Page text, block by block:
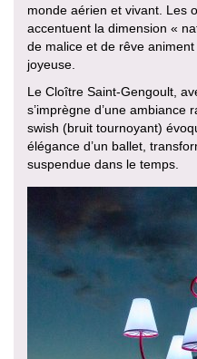
monde aérien et vivant. Les
accentuent la dimension «
de malice et de rêve animent
joyeuse.
Le Cloître Saint-Gengoult,
s’imprègne d’une ambiance
swish (bruit tournoyant)
élégance d’un ballet,
suspendue dans le temps.